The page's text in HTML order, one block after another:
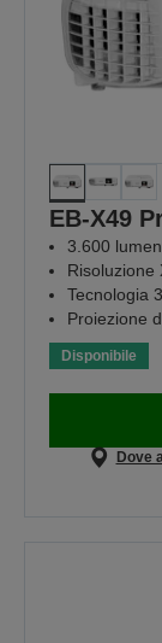
EB-X49
3.600 lumen
Risoluzione
Tecnologia
Proiezione
Disponibile
Dove